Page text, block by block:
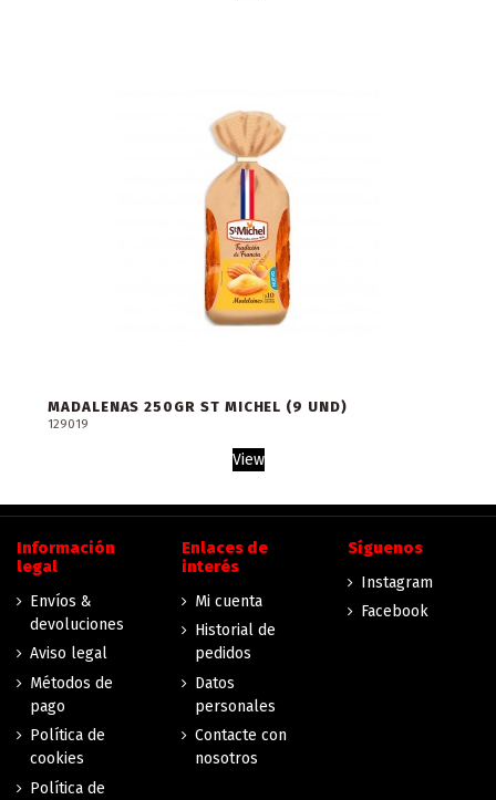
MADALENAS 250GR ST MICHEL (9 UND)
129019
View
Información
legal
Envíos &
devoluciones
Aviso legal
Métodos de
pago
Política de
cookies
Política de
Enlaces de
interés
Mi cuenta
Historial de
pedidos
Datos
personales
Contacte con
nosotros
Síguenos
Instagram
Facebook